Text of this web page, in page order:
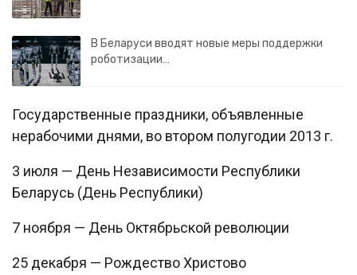
В Беларуси вводят новые меры поддержки
роботизации…
Государственные праздники, объявленные
нерабочими днями, во втором полугодии 2013 г.
3 июля — День Независимости Республики
Беларусь (День Республики)
7 ноября — День Октябрьской революции
25 декабря — Рождество Христово